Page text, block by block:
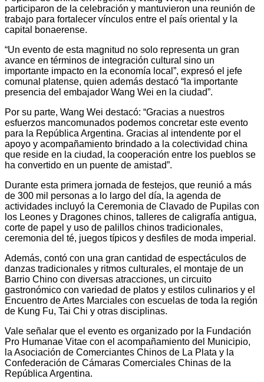
participaron de la celebración y mantuvieron una reunión de
trabajo para fortalecer vínculos entre el país oriental y la
capital bonaerense.
“Un evento de esta magnitud no solo representa un gran
avance en términos de integración cultural sino un
importante impacto en la economía local”, expresó el jefe
comunal platense, quien además destacó “la importante
presencia del embajador Wang Wei en la ciudad”.
Por su parte, Wang Wei destacó: “Gracias a nuestros
esfuerzos mancomunados podemos concretar este evento
para la República Argentina. Gracias al intendente por el
apoyo y acompañamiento brindado a la colectividad china
que reside en la ciudad, la cooperación entre los pueblos se
ha convertido en un puente de amistad”.
Durante esta primera jornada de festejos, que reunió a más
de 300 mil personas a lo largo del día, la agenda de
actividades incluyó la Ceremonia de Clavado de Pupilas con
los Leones y Dragones chinos, talleres de caligrafía antigua,
corte de papel y uso de palillos chinos tradicionales,
ceremonia del té, juegos típicos y desfiles de moda imperial.
Además, contó con una gran cantidad de espectáculos de
danzas tradicionales y ritmos culturales, el montaje de un
Barrio Chino con diversas atracciones, un circuito
gastronómico con variedad de platos y estilos culinarios y el
Encuentro de Artes Marciales con escuelas de toda la región
de Kung Fu, Tai Chi y otras disciplinas.
Vale señalar que el evento es organizado por la Fundación
Pro Humanae Vitae con el acompañamiento del Municipio,
la Asociación de Comerciantes Chinos de La Plata y la
Confederación de Cámaras Comerciales Chinas de la
República Argentina.